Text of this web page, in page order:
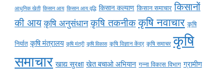
आधुनिक खेती किसान आय किसान आय वृद्धि किसान कल्याण किसान समाचार किसानों
की आय कृषि अनुसंधान कृषि तकनीक कृषि नवाचार कृषि
निर्यात कृषि मंत्रालय कृषि मंत्री कृषि विकास कृषि विज्ञान केंद्र कृषि समाचर कृषि
समाचार खाद्य सुरक्षा खेत बचाओ अभियान गन्ना विकास विभाग ग्रामीण